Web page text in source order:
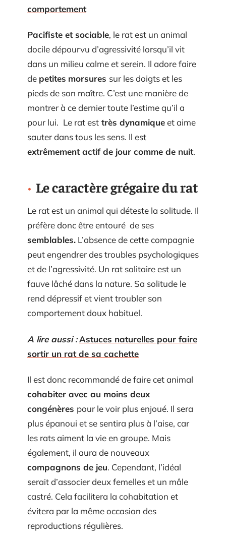
comportement
Pacifiste et sociable, le rat est un animal
docile dépourvu d’agressivité lorsqu’il vit
dans un milieu calme et serein. Il adore faire
de petites morsures sur les doigts et les
pieds de son maître. C’est une manière de
montrer à ce dernier toute l’estime qu’il a
pour lui. Le rat est très dynamiqueet aime
sauter dans tous les sens. Il est
extrêmement actif de jour comme de nuit.
Le caractère grégaire du rat
Le rat est un animal qui déteste la solitude. Il
préfère donc être entouré de ses
semblables. L’absence de cette compagnie
peut engendrer des troubles psychologiques
et de l’agressivité. Un rat solitaire est un
fauve lâché dans la nature. Sa solitude le
rend dépressif et vient troubler son
comportement doux habituel.
A lire aussi :Astuces naturelles pour faire
sortir un rat de sa cachette
Il est donc recommandé de faire cet animal
cohabiter avec au moins deux
congénères pour le voir plus enjoué. Il sera
plus épanoui et se sentira plus à l’aise, car
les rats aiment la vie en groupe. Mais
également, il aura de nouveaux
compagnons de jeu. Cependant, l’idéal
serait d’associer deux femelles et un mâle
castré. Cela facilitera la cohabitation et
évitera par la même occasion des
reproductions régulières.